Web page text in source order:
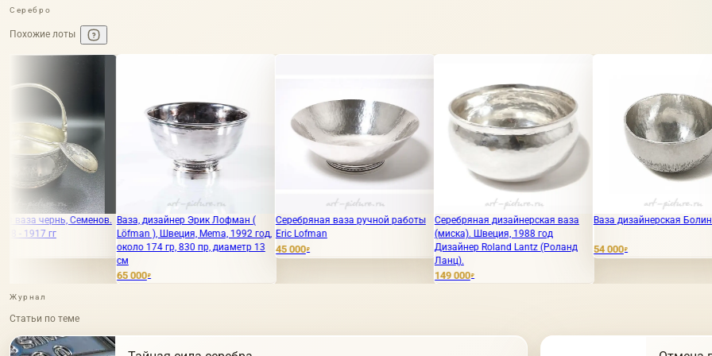
Серебро
Похожие лоты
Ваза, дизайнер Эрик Лофман (
Löfman ), Швеция, Mema, 1992 год,
около 174 гр, 830 пр, диаметр 13
см
Серебряная ваза ручной работы
Eric Lofman
45 000₽
Серебряная дизайнерская ваза
(миска). Швеция, 1988 год
Дизайнер Roland Lantz (Роланд
Ланц).
Ваза дизайнерская Болин BOLIN
54 000₽
нуво.
160 000
Журнал
Статьи по теме